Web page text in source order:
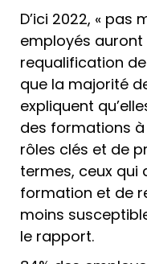
D’ici 2022, « pas
employés auront
requalification
que la majorité
expliquent
des formations
rôles clés et de
termes, ceux qui
formation et de
moins
le rapport.